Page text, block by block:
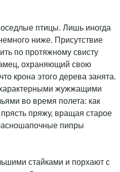
птицы. Лишь иногда
ниже. Присутствие
по протяжному свисту
охраняющий свою
крона этого дерева занята.
жужжащими
во время полета: как
прясть пряжу, вращая старое
пипры